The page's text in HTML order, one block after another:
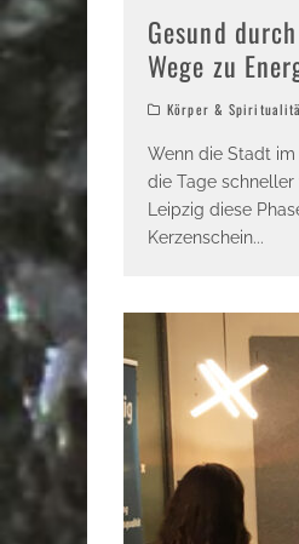
Gesund
Wege zu
Körper &
Wenn die Stadt
die Tage
Leipzig diese
Kerzenschein...